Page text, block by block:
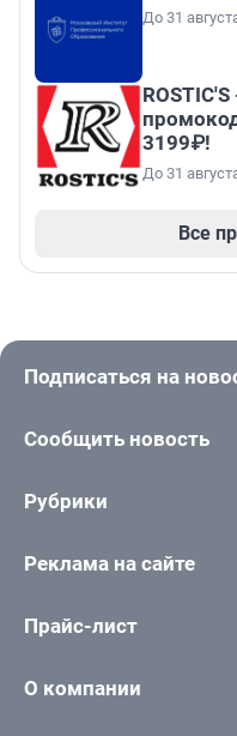
До 31
3199₽!
До 31
Все
Подписаться на
Сообщить новость
Рубрики
Реклама на сайте
Прайс-лист
О компании